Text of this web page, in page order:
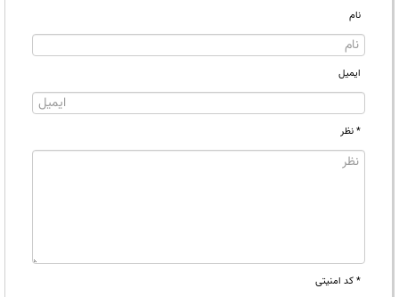
نام
ایمیل
* نظر
* کد امنیتی